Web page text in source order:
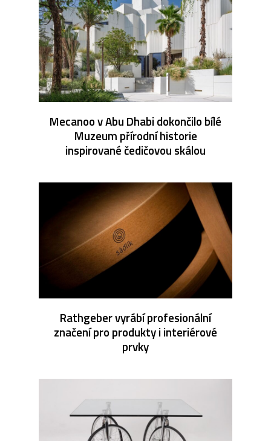
Mecanoo v Abu Dhabi dokončilo bílé
Muzeum přírodní historie
inspirované čedičovou skálou
Rathgeber vyrábí profesionální
značení pro produkty i interiérové
prvky